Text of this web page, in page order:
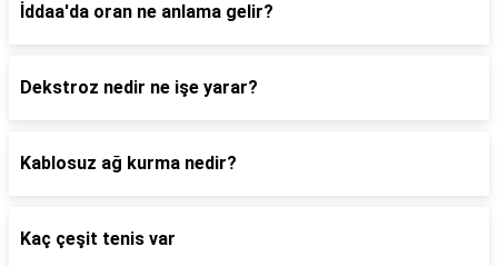
İddaa'da oran ne anlama gelir?
Dekstroz nedir ne işe yarar?
Kablosuz ağ kurma nedir?
Kaç çeşit tenis var